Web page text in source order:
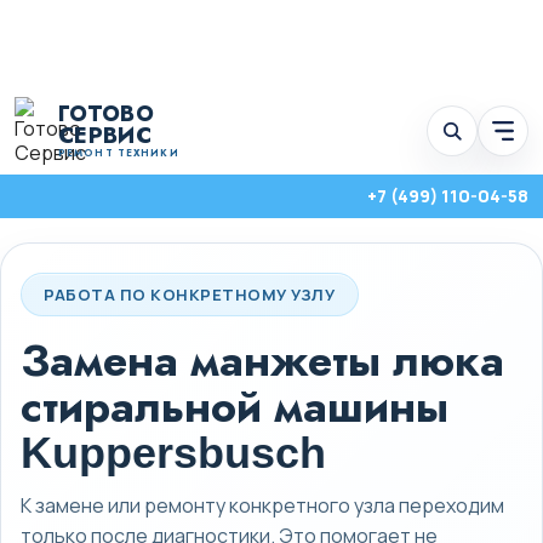
Перейти
содержимому
ГОТОВО
СЕРВИС
РЕМОНТ ТЕХНИКИ
+7 (499) 110-04-58
Стиральные, посудомоечные и сушильные машины с выездом на
дом по Москве и Московской области.
РАБОТА ПО КОНКРЕТНОМУ УЗЛУ
Замена манжеты люка
стиральной машины
Kuppersbusch
К замене или ремонту конкретного узла переходим
только после диагностики. Это помогает не